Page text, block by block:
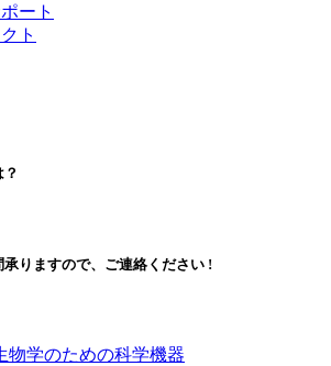
ート
ト
りますので、ご連絡ください !
物学のための科学機器